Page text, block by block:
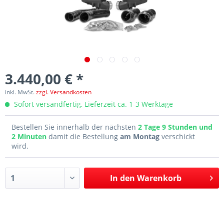
3.440,00 € *
inkl. MwSt.zzgl. Versandkosten
Sofort versandfertig, Lieferzeit ca. 1-3 Werktage
Bestellen Sie innerhalb der nächsten 2 Tage 9 Stunden und
2 Minuten damit die Bestellung am Montag verschickt
wird.
In den Warenkorb